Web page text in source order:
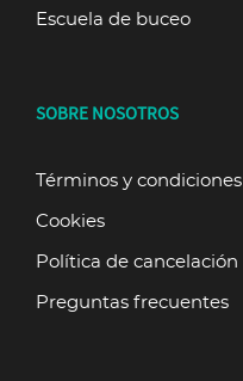
Escuela de buceo
SOBRE NOSOTROS
Términos y condiciones
Cookies
Política de cancelación
Preguntas frecuentes